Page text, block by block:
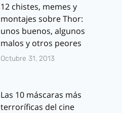
12 chistes, memes y
montajes sobre Thor:
unos buenos, algunos
malos y otros peores
Octubre 31, 2013
Las 10 máscaras más
terroríficas del cine